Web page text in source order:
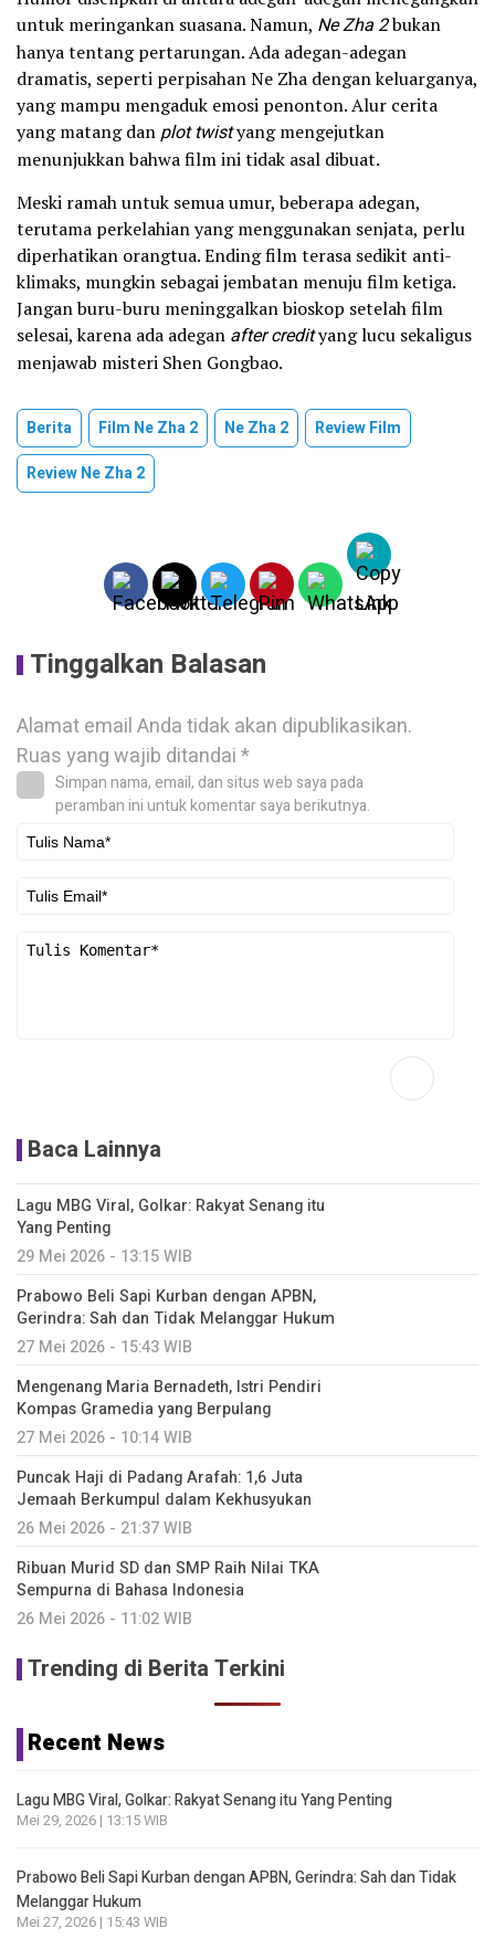
untuk meringankan suasana. Namun, Ne Zha 2bukan
hanya tentang pertarungan. Ada adegan-adegan
dramatis, seperti perpisahan Ne Zha dengan keluarganya,
yang mampu mengaduk emosi penonton. Alur cerita
yang matang danplot twistyang mengejutkan
menunjukkan bahwa film ini tidak asal dibuat.
Meski ramah untuk semua umur, beberapa adegan,
terutama perkelahian yang menggunakan senjata, perlu
diperhatikan orangtua. Ending film terasa sedikit anti-
klimaks, mungkin sebagai jembatan menuju film ketiga.
Jangan buru-buru meninggalkan bioskop setelah film
selesai, karena ada adegan after credityang lucu sekaligus
menjawab misteri Shen Gongbao.
Berita Film Ne Zha 2 Ne Zha 2
Review Film
Review Ne Zha 2
Tinggalkan Balasan
Alamat email Anda tidak akan dipublikasikan.
Ruas yang wajib ditandai*
Simpan nama, email, dan situs web saya pada
peramban ini untuk komentar saya berikutnya.
Baca Lainnya
Lagu MBG Viral, Golkar: Rakyat Senang itu
Yang Penting
29 Mei 2026 - 13:15 WIB
Prabowo Beli Sapi Kurban dengan APBN,
Gerindra: Sah dan Tidak Melanggar Hukum
27 Mei 2026 - 15:43 WIB
Mengenang Maria Bernadeth, Istri Pendiri
Kompas Gramedia yang Berpulang
27 Mei 2026 - 10:14 WIB
Puncak Haji di Padang Arafah: 1,6 Juta
Jemaah Berkumpul dalam Kekhusyukan
26 Mei 2026 - 21:37 WIB
Ribuan Murid SD dan SMP Raih Nilai TKA
Sempurna di Bahasa Indonesia
26 Mei 2026 - 11:02 WIB
Trending di Berita Terkini
Recent News
Lagu MBG Viral, Golkar: Rakyat Senang itu Yang Penting
Mei 29, 2026 | 13:15 WIB
Prabowo Beli Sapi Kurban dengan APBN, Gerindra: Sah dan Tidak
Melanggar Hukum
Mei 27, 2026 | 15:43 WIB